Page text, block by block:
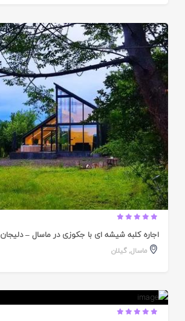
اجاره کلبه شیشه ای با جکوزی در ماسال – دلیجان
ماسال,گیلان